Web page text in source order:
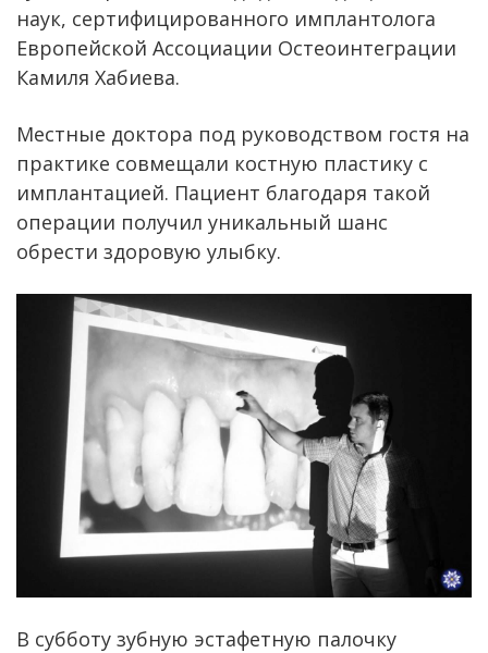
наук, сертифицированного имплантолога
Европейской Ассоциации Остеоинтеграции
Камиля Хабиева.
Местные доктора под руководством гостя на
практике совмещали костную пластику с
имплантацией. Пациент благодаря такой
операции получил уникальный шанс
обрести здоровую улыбку.
В субботу зубную эстафетную палочку